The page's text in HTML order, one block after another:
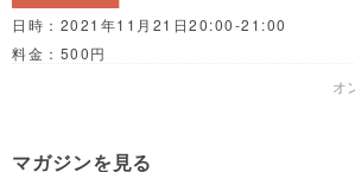
日時：2021年11月21日20:00-21:00
料金：500円
オ
マガジンを見る